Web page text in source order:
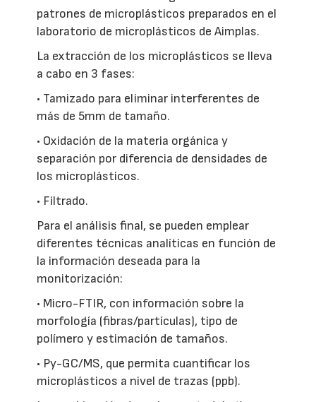
patrones de microplásticos preparados en el
laboratorio de microplásticos de Aimplas.
La extracción de los microplásticos se lleva
a cabo en 3 fases:
• Tamizado para eliminar interferentes de
más de 5mm de tamaño.
• Oxidación de la materia orgánica y
separación por diferencia de densidades de
los microplásticos.
• Filtrado.
Para el análisis final, se pueden emplear
diferentes técnicas analíticas en función de
la información deseada para la
monitorización:
• Micro-FTIR, con información sobre la
morfología (fibras/partículas), tipo de
polímero y estimación de tamaños.
• Py-GC/MS, que permita cuantificar los
microplásticos a nivel de trazas (ppb).